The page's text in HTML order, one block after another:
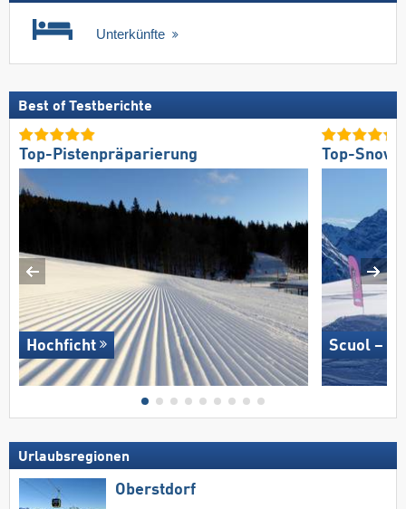
Unterkünfte
Best of Testberichte
Top-Pistenpräparierung
Hochficht
Top-
Scuol –
Urlaubsregionen
Oberstdorf